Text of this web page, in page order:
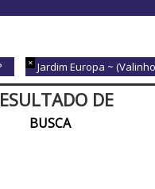
Jardim Europa ~
DE
BUSCA